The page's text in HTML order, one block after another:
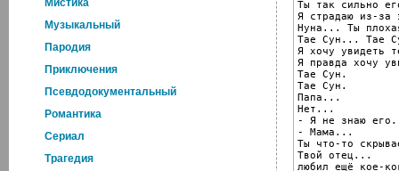
Мистика
Музыкальный
Пародия
Приключения
Псевдодокументальный
Романтика
Cериал
Трагедия
Ты так сильно
Я страдаю из-за
Нуна... Ты
Тае Сун... Тае
Я хочу увидеть
Я правда хочу
Тае Сун.
Тае Сун.
Папа...
Нет...
- Я не знаю
- Мама...
Ты что-то
Твой отец...
любил ещё кое-